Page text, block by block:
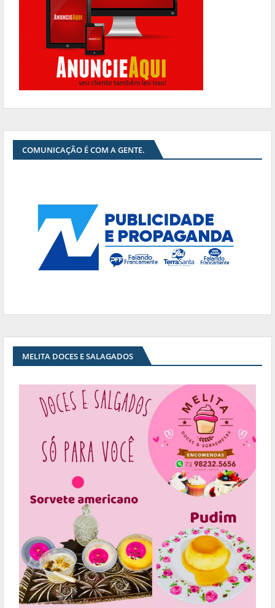
COMUNICAÇÃO É COM A GENTE.
MELITA DOCES E SALAGADOS